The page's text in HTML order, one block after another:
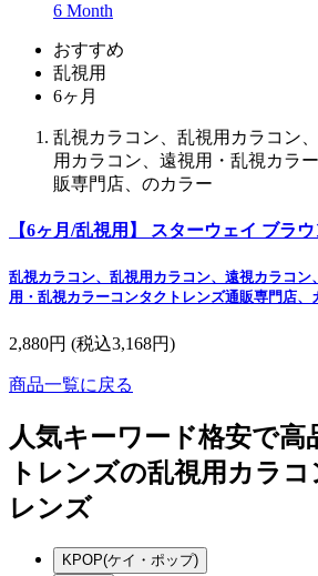
6 Month
おすすめ
乱視用
6ヶ月
乱視カラコン、乱視用カラコン
用カラコン、遠視用・乱視カラ
販専門店、のカラー
【6ヶ月/乱視用】 スターウェイ ブラ
乱視カラコン、乱視用カラコン、遠視カラコン
用・乱視カラーコンタクトレンズ通販専門店、
2,880円 (税込3,168円)
商品一覧に戻る
人気キーワード格安で高
トレンズの乱視用カラ
レンズ